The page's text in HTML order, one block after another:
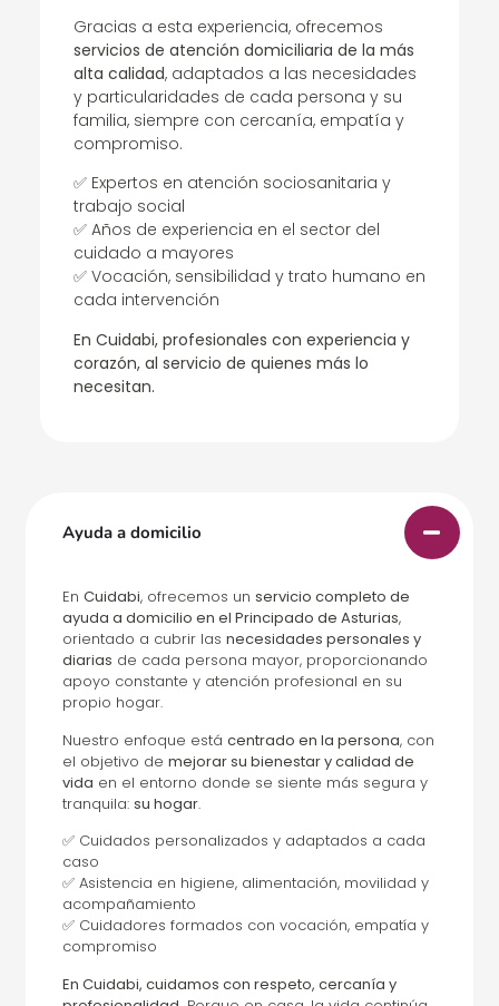
Gracias a esta experiencia, ofrecemos
servicios de atención domiciliaria de la más
alta calidad, adaptados a las necesidades
y particularidades de cada persona y su
familia, siempre con cercanía, empatía y
compromiso.
✅ Expertos en atención sociosanitaria y
trabajo social
✅ Años de experiencia en el sector del
cuidado a mayores
✅ Vocación, sensibilidad y trato humano en
cada intervención
En Cuidabi, profesionales con experiencia y
corazón, al servicio de quienes más lo
necesitan.
Ayuda a domicilio
En Cuidabi, ofrecemos un servicio completo de
ayuda a domicilio en el Principado de Asturias,
orientado a cubrir las necesidades personales y
diarias de cada persona mayor, proporcionando
apoyo constante y atención profesional en su
propio hogar.
Nuestro enfoque está centrado en la persona, con
el objetivo de mejorar su bienestar y calidad de
vida en el entorno donde se siente más segura y
tranquila: su hogar.
✅ Cuidados personalizados y adaptados a cada
caso
✅ Asistencia en higiene, alimentación, movilidad y
acompañamiento
✅ Cuidadores formados con vocación, empatía y
compromiso
En Cuidabi, cuidamos con respeto, cercanía y